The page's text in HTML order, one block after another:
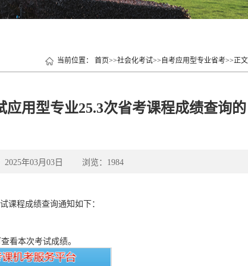
当前位置： 首页>>社会化考试>> 自考应用型专业省考>>正文
用型专业25.3次省考课程成绩查询的
年03月03日 浏览： 1984
课程成绩查询通知如下：
看本次考试成绩。